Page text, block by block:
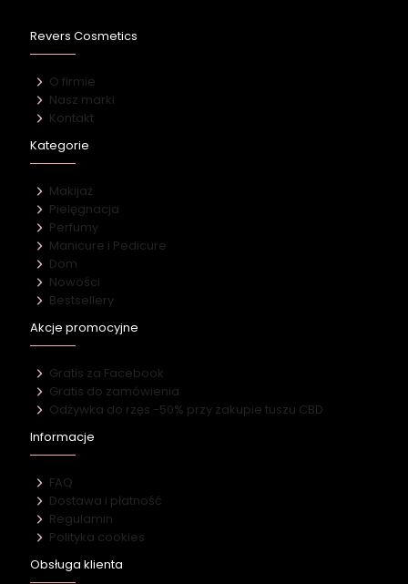
Revers Cosmetics
O firmie
Nasz marki
Kontakt
Kategorie
Makijaż
Pielęgnacja
Perfumy
Manicure i Pedicure
Dom
Nowości
Bestsellery
Akcje promocyjne
Gratis za Facebook
Gratis do zamówienia
Odżywka do rzęs -50% przy zakupie tuszu CBD
Informacje
FAQ
Dostawa i płatność
Regulamin
Polityka cookies
Obsługa klienta